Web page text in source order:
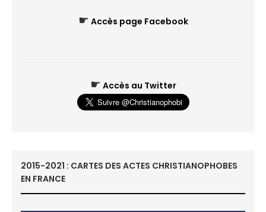
☛ Accès page Facebook
☛ Accès au Twitter
2015-2021 : CARTES DES ACTES CHRISTIANOPHOBES
EN FRANCE